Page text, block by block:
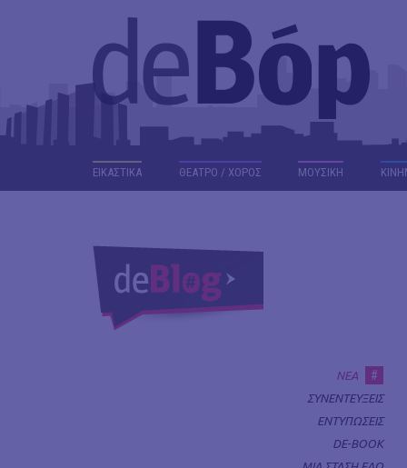
ΕΙΚΑΣΤΙΚΑ ΘΕΑΤΡΟ / ΧΟΡΟΣ ΜΟΥΣΙΚΗ
ΝΕΑ #
ΣΥΝΕΝΤΕΥΞΕΙΣ
ΕΝΤΥΠΩΣΕΙΣ
DE-BOOK